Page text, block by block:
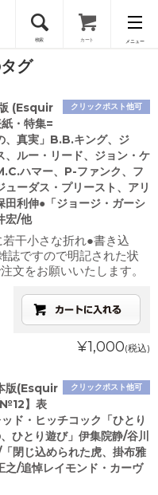
検索 カート メニュー
グ
クリックポスト他可
(Esquir
・特集=
、真実」B.B.キング、ジ
、ルー・リード、ジョン・ケ
ハマー、P-ファンク、フ
ューダス・プリースト、アリ
田利伸●「ジョージ・ガーシ
宏/他
干小さな折れ●書き込
誌ですので明記された状
文をお願いいたします。
¥1,000(税込)
クリックポスト他可
版(Esquir
】表
ド・ヒッチコック「ひとり
ひとり遊び」伊集院静/谷川
閉じ込められた虎、掛布雅
之/追悼レイモンド・カーヴ